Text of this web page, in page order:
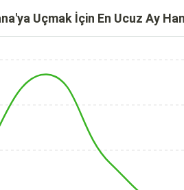
Uçmak İçin En Ucuz Ay